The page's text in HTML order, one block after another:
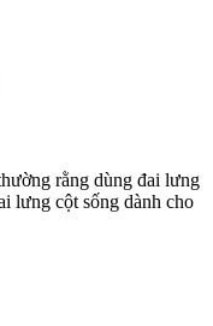
rằng dùng đai lưng
lưng cột sống dành cho